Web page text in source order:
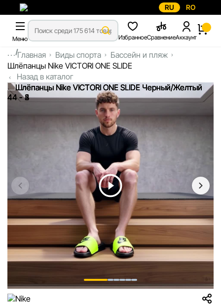
RU RO
Меню ИзбранноеСравнениеАккаунт
...Главная Виды спорта
Бассейн и пляж
Шлёпанцы Nike VICTORI ONE SLIDE
Назад в каталог